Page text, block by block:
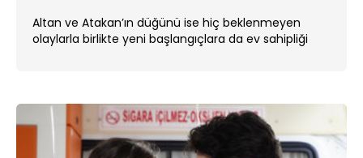
Altan ve Atakan’ın düğünü ise hiç beklenmeyen
olaylarla birlikte yeni başlangıçlara da ev sahipliği